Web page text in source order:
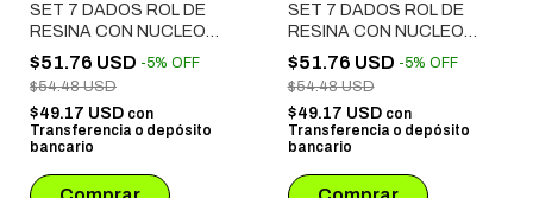
SET 7 DADOS ROL DE
RESINA CON NUCLEO
LIQUIDO # 05
$51.76 USD -5% OFF
$54.48 USD
$49.17 USD con
Transferencia o depósito
bancario
SET 7 DADOS ROL DE
RESINA CON NUCLEO
LIQUIDO # 07
$51.76 USD -5% OFF
$54.48 USD
$49.17 USD con
Transferencia o depósito
bancario